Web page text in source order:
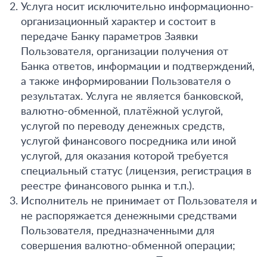
Услуга носит исключительно информационно-
организационный характер и состоит в
передаче Банку параметров Заявки
Пользователя, организации получения от
Банка ответов, информации и подтверждений,
а также информировании Пользователя о
результатах. Услуга не является банковской,
валютно-обменной, платёжной услугой,
услугой по переводу денежных средств,
услугой финансового посредника или иной
услугой, для оказания которой требуется
специальный статус (лицензия, регистрация в
реестре финансового рынка и т.п.).
Исполнитель не принимает от Пользователя и
не распоряжается денежными средствами
Пользователя, предназначенными для
совершения валютно-обменной операции;